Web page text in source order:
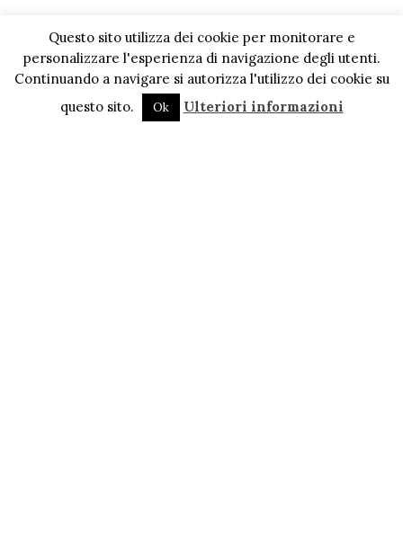
Questo sito utilizza dei cookie per monitorare e
personalizzare l'esperienza di navigazione degli utenti.
Continuando a navigare si autorizza l'utilizzo dei cookie su
questo sito.
Ok Ulteriori informazioni